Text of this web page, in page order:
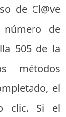
de Cl@ve
de
505 de la
métodos
el
clic. Si el